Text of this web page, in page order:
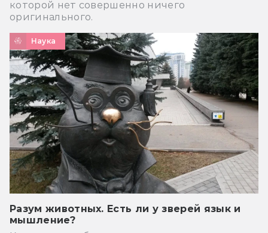
которой нет совершенно ничего
оригинального.
Наука
Разум животных. Есть ли у зверей язык и
мышление?